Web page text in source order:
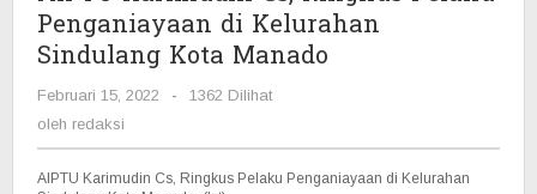
Penganiayaan di Kelurahan
Sindulang Kota Manado
Februari 15, 2022
oleh
-
1362 Dilihat
oleh redaksi
AIPTU Karimudin Cs, Ringkus Pelaku Penganiayaan di Kelurahan